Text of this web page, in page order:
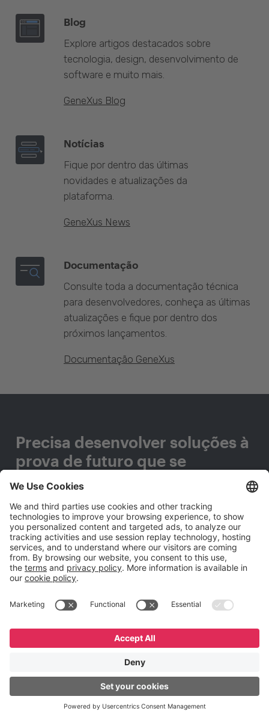
Blog
Explore artigos destacados sobre
tecnologia, design, desenvolvimento de
software e muito mais.
GeneXus Blog
Notícias
Fique por dentro das últimas
novidades e atualizações da
plataforma.
GeneXus News
Documentação
Consulte toda a documentação técnica
para desenvolvedores, conheça as últimas
atualizações e fique por dentro dos
próximos lançamentos.
Documentação GeneXus
Precisa desenvolver soluções à
prova de futuro que se
adaptem a qualquer mudança
Preencha este formulário e entraremos em contato
com você.
Nome*
Sobrenome*
*